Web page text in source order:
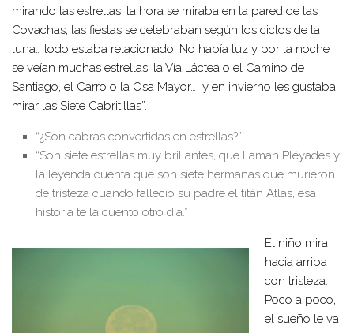
mirando las estrellas, la hora se miraba en la pared de las
Covachas, las fiestas se celebraban según los ciclos de la
luna… todo estaba relacionado. No había luz y por la noche
se veían muchas estrellas, la Vía Láctea o el Camino de
Santiago, el Carro o la Osa Mayor… y en invierno les gustaba
mirar las Siete Cabritillas”.
“¿Son cabras convertidas en estrellas?”
“Son siete estrellas muy brillantes, que llaman Pléyades y
la leyenda cuenta que son siete hermanas que murieron
de tristeza cuando falleció su padre el titán Atlas, esa
historia te la cuento otro día.”
El niño mira
hacia arriba
con tristeza.
Poco a poco,
el sueño le va